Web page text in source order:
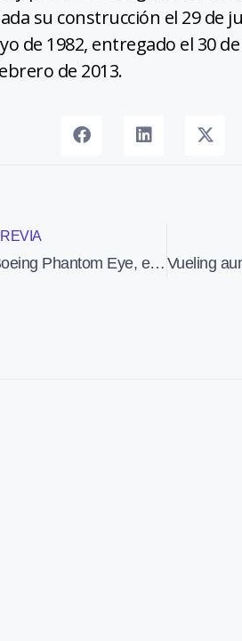
su construcción el 29 de
de 1982, entregado el 30
de 2013.
Boeing Phantom Eye, el dron que puede volar durante 4 días